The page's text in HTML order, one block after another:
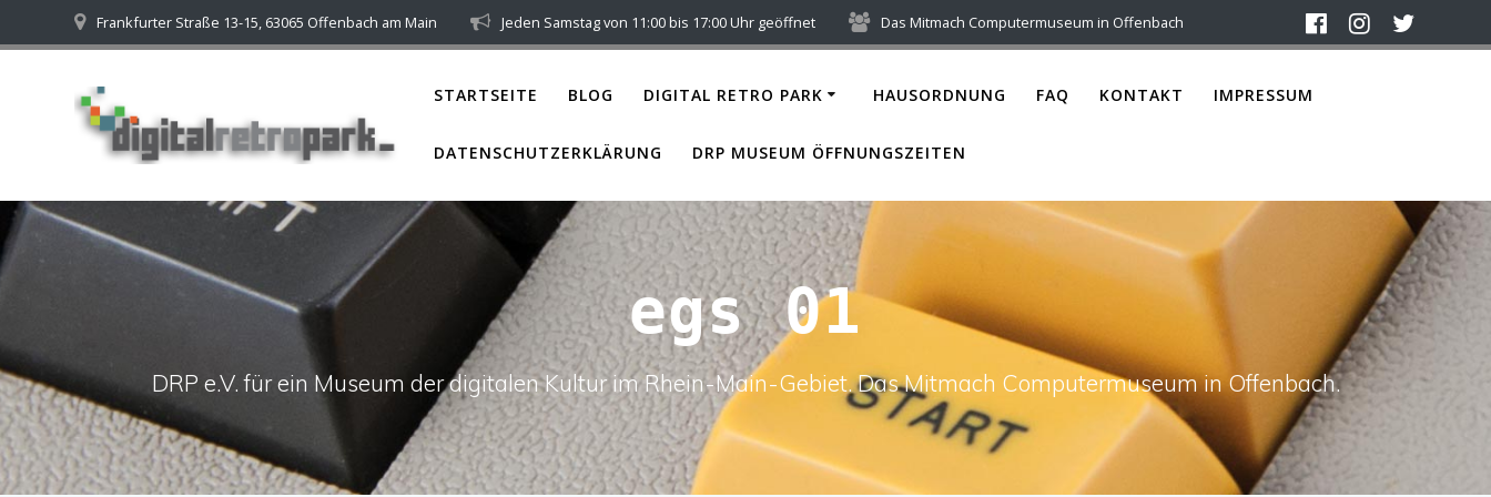
to
Frankfurter Straße 13-15, 63065 Offenbach am Main Jeden Samstag von 11:00 bis 17:00 Uhr geöffnet Das Mitmach Computermuseum in Offenbach
STARTSEITE BLOG DIGITAL RETRO PARK HAUSORDNUNG FAQ KONTAKT IMPRESSUM
DATENSCHUTZERKLÄRUNG DRP MUSEUM ÖFFNUNGSZEITEN
egs 01
DRP e.V. für ein Museum der digitalen Kultur im Rhein-Main-Gebiet. Das Mitmach Computermuseum in Offenbach.